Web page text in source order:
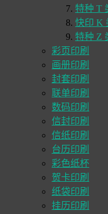
特种 T
快印 K
特种 Z
彩页印刷
画册印刷
封套印刷
联单印刷
数码印刷
信封印刷
信纸印刷
台历印刷
彩色纸杯
贺卡印刷
纸袋印刷
挂历印刷